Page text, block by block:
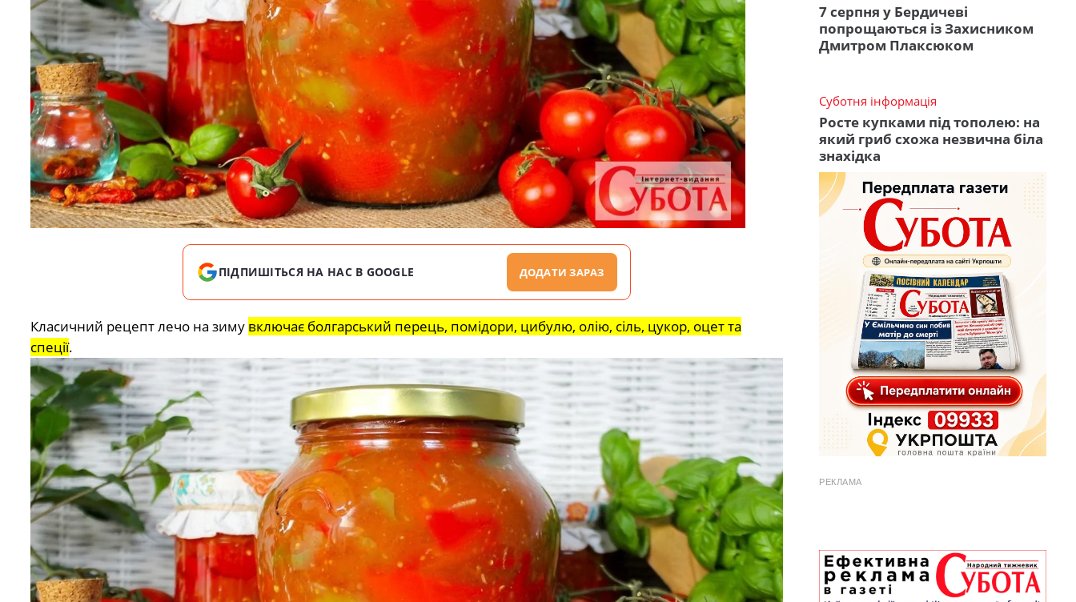
ПІДПИШІТЬСЯ НА НАС В GOOGLE ДОДАТИ ЗАРАЗ
Класичний рецепт лечо на зиму включає болгарський перець, помідори, цибулю, олію, сіль, цукор, оцет та
спеції.
7 серпня у Бердичеві
попрощаються із Захисником
Дмитром Плаксюком
Суботня інформація
Росте купками під тополею: на
який гриб схожа незвична біла
знахідка
РЕКЛАМА